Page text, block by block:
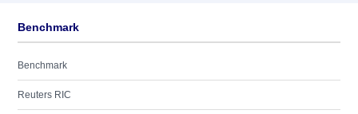
Benchmark
Benchmark
Reuters RIC